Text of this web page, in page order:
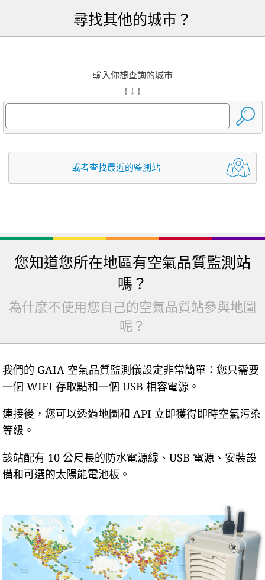
尋找其他的城市？
輸入你想查詢的城市
↓ ↓ ↓
或者查找最近的監測站
您知道您所在地區有空氣品質監測站
嗎？
為什麼不使用您自己的空氣品質站參與地圖
呢？
我們的 GAIA 空氣品質監測儀設定非常簡單：您只需要
一個 WIFI 存取點和一個 USB 相容電源。
連接後，您可以透過地圖和 API 立即獲得即時空氣污染
等級。
該站配有 10 公尺長的防水電源線、USB 電源、安裝設
備和可選的太陽能電池板。